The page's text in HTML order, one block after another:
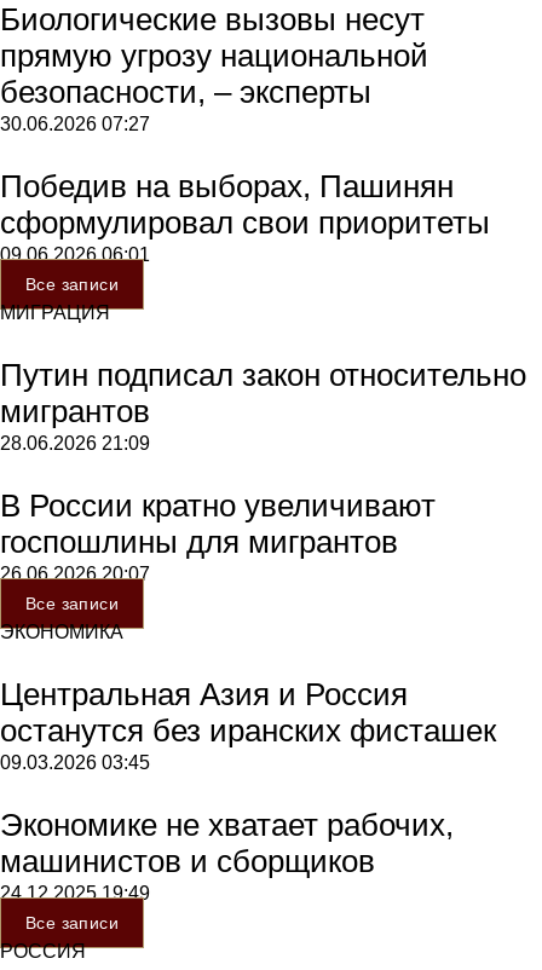
Биологические вызовы несут
прямую угрозу национальной
безопасности, – эксперты
30.06.2026 07:27
Победив на выборах, Пашинян
сформулировал свои приоритеты
09.06.202606:01
Все записи
МИГРАЦИЯ
Путин подписал закон относительно
мигрантов
28.06.2026 21:09
В России кратно увеличивают
госпошлины для мигрантов
26.06.202620:07
Все записи
ЭКОНОМИКА
Центральная Азия и Россия
останутся без иранских фисташек
09.03.2026 03:45
Экономике не хватает рабочих,
машинистов и сборщиков
24.12.202519:49
Все записи
РОССИЯ